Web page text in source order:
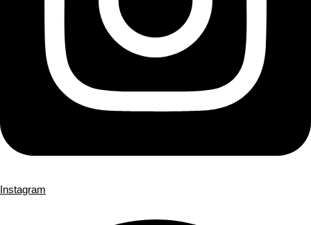
Instagram